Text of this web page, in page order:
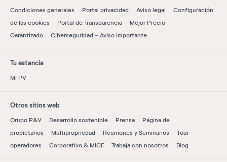
Condiciones generales Portal privacidad Aviso legal
Configuración
de las cookies
Portal de Transparencia
Mejor Precio
Garantizado
Ciberseguridad – Aviso importante
Tu estancia
Mi PV
Otros sitios web
Grupo P&V Desarrollo sostenible Prensa
Página de
propietarios
Multipropriedad Reuniones y Seminarios
Tour
operadores
Corporativo & MICE Trabaja con nosotros Blog